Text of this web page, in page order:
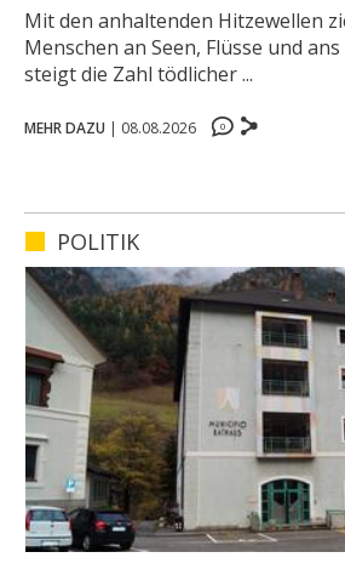
Mit den anhaltenden Hitzewellen
Menschen an Seen, Flüsse und
steigt die Zahl tödlicher ...
MEHR DAZU | 08.08.2026 0
POLITIK